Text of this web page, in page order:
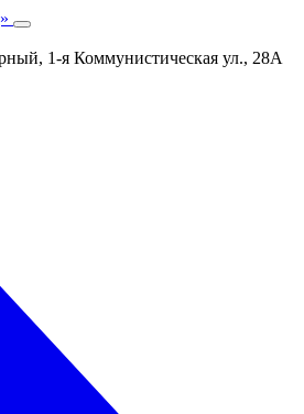
1-я Коммунистическая ул., 28А